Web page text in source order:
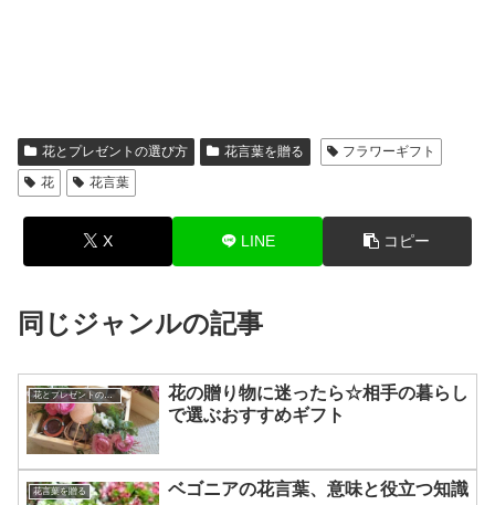
花とプレゼントの選び方 花言葉を贈る
フラワーギフト
花
花言葉
X LINE コピー
同じジャンルの記事
花とプレゼントの選び方
花の贈り物に迷ったら☆相手の暮らし
で選ぶおすすめギフト
花言葉を贈る ベゴニアの花言葉、意味と役立つ知識